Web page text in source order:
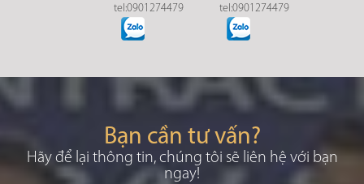
tel:0901274479
tel:0901274479
Bạn cần tư vấn?
Hãy để lại thông tin, chúng tôi sẽ liên hệ với bạn
ngay!